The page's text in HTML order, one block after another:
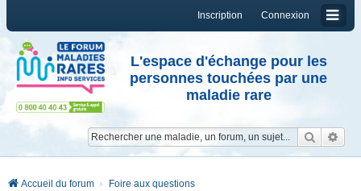
Connexion
Inscription
L'espace d'échange pour les
personnes touchées par une
maladie rare
Accueil du forum Foire aux questions